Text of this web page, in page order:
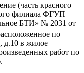
(часть красного
филиала ФГУП
БТИ» № 2031 от
по
д.10 в жилое
работ по